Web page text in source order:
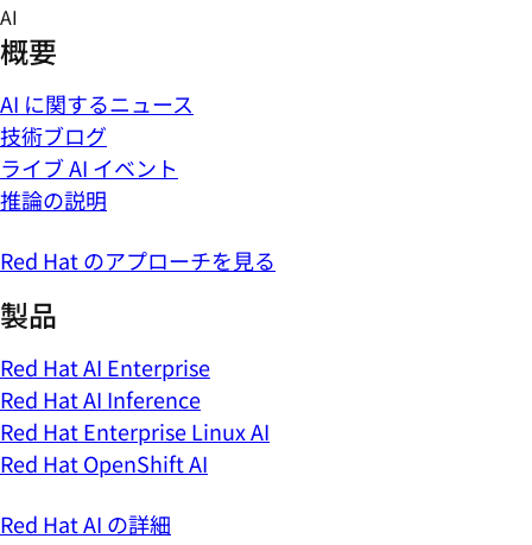
Skip
to
content
AI
概要
AI に関するニュース
技術ブログ
ライブ AI イベント
推論の説明
Red Hat のアプローチを見る
製品
Red Hat AI Enterprise
Red Hat AI Inference
Red Hat Enterprise Linux AI
Red Hat OpenShift AI
Red Hat AI の詳細